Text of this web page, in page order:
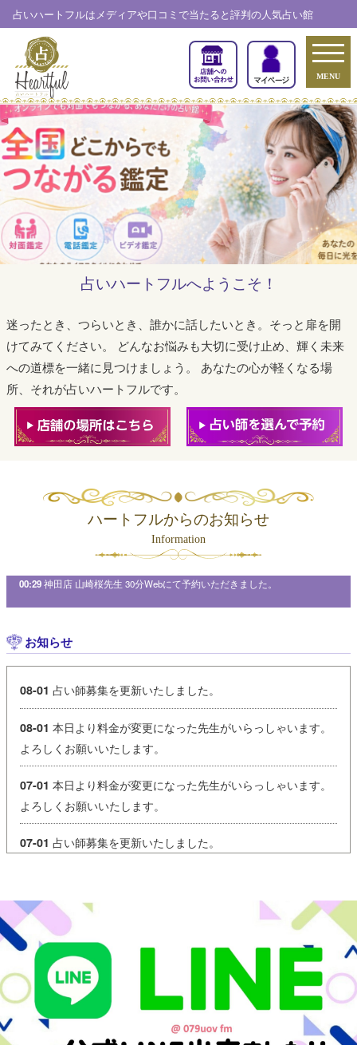
占いハートフルはメディアや口コミで当たると評判の人気占い館
MENU
占いハートフルへようこそ！
迷ったとき、つらいとき、誰かに話したいとき。そっと扉を開
けてみてください。
どんなお悩みも大切に受け止め、輝く未来
への道標を一緒に見つけましょう。
あなたの心が軽くなる場
所、それが占いハートフルです。
ハートフルからのお知らせ
Information
神田店 山崎桜先生 30分Webにて予約いただきました。
お知らせ
08-01 占い師募集を更新いたしました。
08-01 本日より料金が変更になった先生がいらっしゃいます。
よろしくお願いいたします。
07-01 本日より料金が変更になった先生がいらっしゃいます。
よろしくお願いいたします。
07-01 占い師募集を更新いたしました。
本日、台風の影響により営業時間を変更いたします。
営業時間：15:00～21:00
ご来店を予定されていたお客様にはご不便をおかけいたします
何卒ご理解のほどよろしくお願いいたします。
皆さまもどうぞお気をつけてお過ごしください。
本日より料金が変更になった先生がいらっしゃいます。